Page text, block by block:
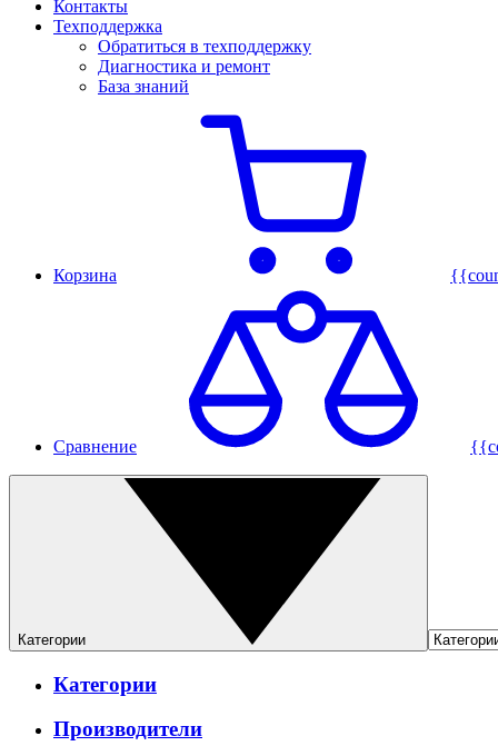
Контакты
Техподдержка
Обратиться в техподдержку
Диагностика и ремонт
База знаний
Корзина
Сравнение
Категории
Категории
Производители